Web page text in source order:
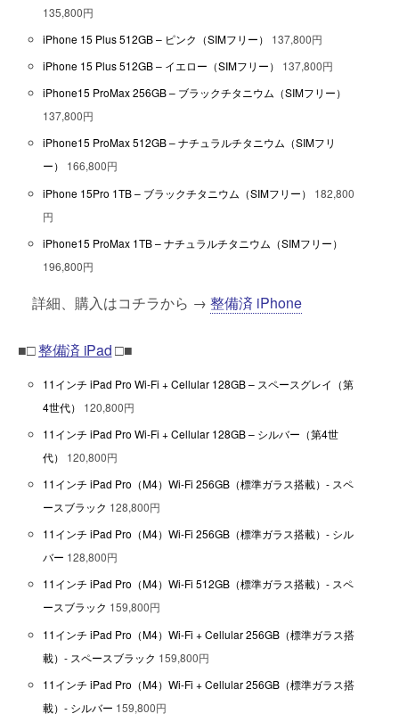
135,800円
iPhone 15 Plus 512GB – ピンク（SIMフリー）
137,800円
iPhone 15 Plus 512GB – イエロー（SIMフリー）
137,800円
iPhone15 ProMax 256GB – ブラックチタニウム（SIMフリー）
137,800円
iPhone15 ProMax 512GB – ナチュラルチタニウム（SIMフリ
ー）
166,800円
iPhone 15Pro 1TB – ブラックチタニウム（SIMフリー）
182,800
円
iPhone15 ProMax 1TB – ナチュラルチタニウム（SIMフリー）
196,800円
詳細、購入はコチラから → 整備済 iPhone
■□整備済 iPad□■
11インチ iPad Pro Wi-Fi + Cellular 128GB – スペースグレイ（第
4世代）
120,800円
11インチ iPad Pro Wi-Fi + Cellular 128GB – シルバー（第4世
代）
120,800円
11インチ iPad Pro（M4）Wi-Fi 256GB（標準ガラス搭載）- スペ
ースブラック 128,800円
11インチ iPad Pro（M4）Wi-Fi 256GB（標準ガラス搭載）- シル
バー 128,800円
11インチ iPad Pro（M4）Wi-Fi 512GB（標準ガラス搭載）- スペ
ースブラック 159,800円
11インチ iPad Pro（M4）Wi-Fi + Cellular 256GB（標準ガラス搭
載）- スペースブラック 159,800円
11インチ iPad Pro（M4）Wi-Fi + Cellular 256GB（標準ガラス搭
載）- シルバー 159,800円